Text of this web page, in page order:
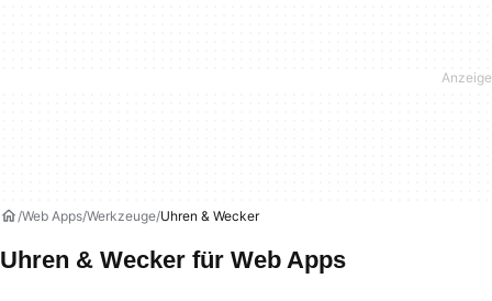
Web Apps Werkzeuge Uhren & Wecker
Uhren & Wecker für Web Apps